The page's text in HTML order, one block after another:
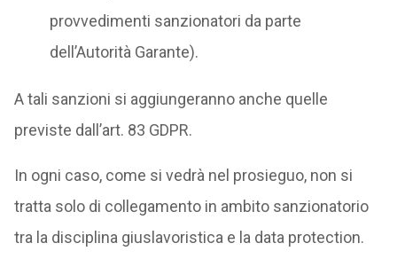
provvedimenti sanzionatori da parte
dell’Autorità Garante).
A tali sanzioni si aggiungeranno anche quelle
previste dall’art. 83 GDPR.
In ogni caso, come si vedrà nel prosieguo, non si
tratta solo di collegamento in ambito sanzionatorio
tra la disciplina giuslavoristica e la data protection.